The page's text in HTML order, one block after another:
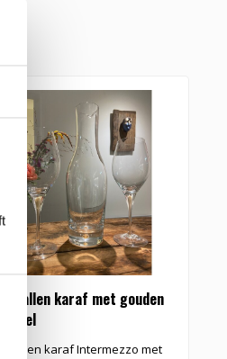
Kristallen karaf met gouden
druppel
karaf Intermezzo met